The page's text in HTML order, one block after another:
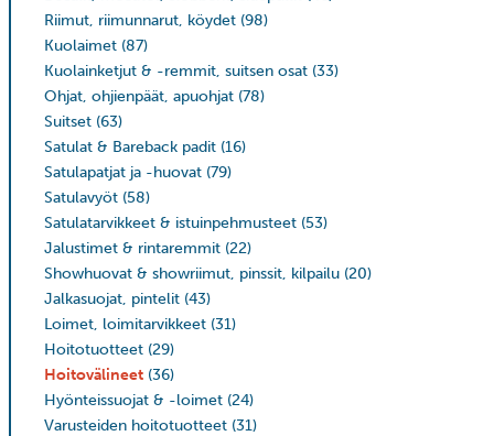
Riimut, riimunnarut, köydet (98)
Kuolaimet (87)
Kuolainketjut & -remmit, suitsen osat (33)
Ohjat, ohjienpäät, apuohjat (78)
Suitset (63)
Satulat & Bareback padit (16)
Satulapatjat ja -huovat (79)
Satulavyöt (58)
Satulatarvikkeet & istuinpehmusteet (53)
Jalustimet & rintaremmit (22)
Showhuovat & showriimut, pinssit, kilpailu (20)
Jalkasuojat, pintelit (43)
Loimet, loimitarvikkeet (31)
Hoitotuotteet (29)
Hoitovälineet (36)
Hyönteissuojat & -loimet (24)
Varusteiden hoitotuotteet (31)